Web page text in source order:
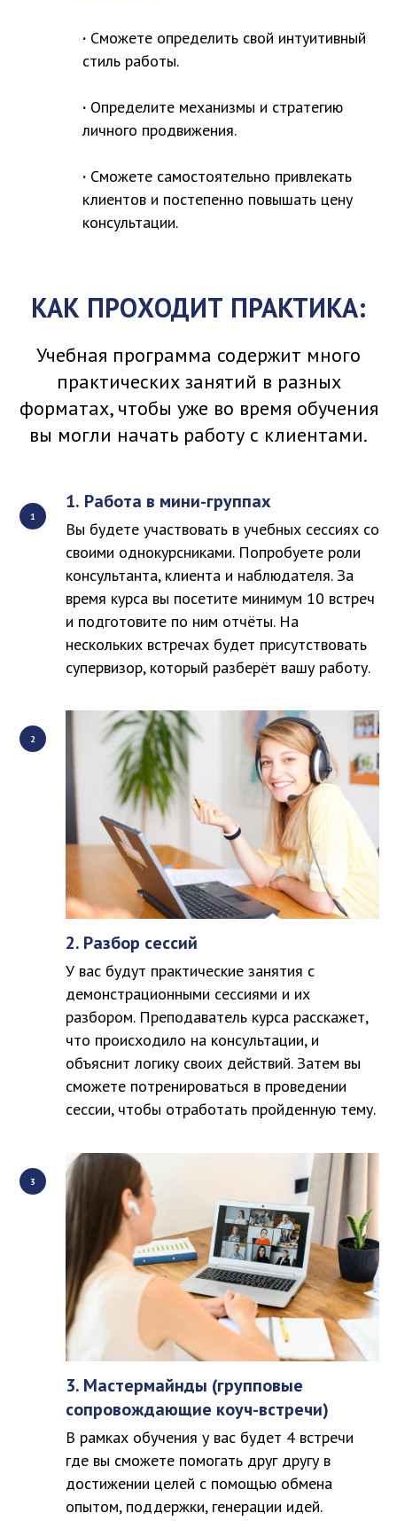
· Сможете определить свой интуитивный
стиль работы.
· Определите механизмы и стратегию
личного продвижения.
· Сможете самостоятельно привлекать
клиентов и постепенно повышать цену
консультации.
КАК ПРОХОДИТ ПРАКТИКА:
Учебная программа содержит много
практических занятий в разных
форматах, чтобы уже во время обучения
вы могли начать работу с клиентами.
1. Работа в мини-группах
Вы будете участвовать в учебных сессиях со
своими однокурсниками. Попробуете роли
консультанта, клиента и наблюдателя. За
время курса вы посетите минимум 10 встреч
и подготовите по ним отчёты. На
нескольких встречах будет присутствовать
супервизор, который разберёт вашу работу.
2. Разбор сессий
У вас будут практические занятия с
демонстрационными сессиями и их
разбором. Преподаватель курса расскажет,
что происходило на консультации, и
объяснит логику своих действий. Затем вы
сможете потренироваться в проведении
сессии, чтобы отработать пройденную тему.
3. Мастермайнды (групповые
сопровождающие коуч-встречи)
В рамках обучения у вас будет 4 встречи
где вы сможете помогать друг другу в
достижении целей с помощью обмена
опытом, поддержки, генерации идей.